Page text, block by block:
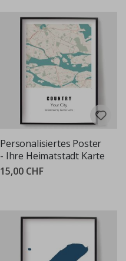
Personalisiertes Poster
- Ihre Heimatstadt Karte
15,00 CHF